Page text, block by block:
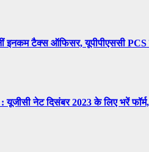
इनकम टैक्स ऑफिसर, यूपीपीएससी
नेट दिसंबर 2023 के लिए भरें